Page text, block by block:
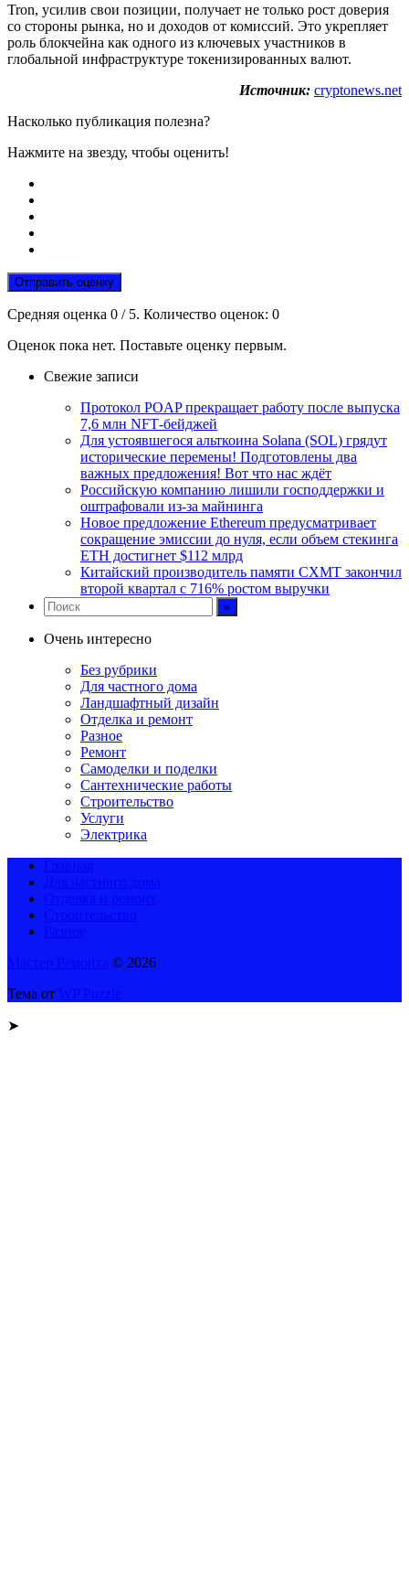
Tron, усилив свои позиции, получает не только рост доверия
со стороны рынка, но и доходов от комиссий. Это укрепляет
роль блокчейна как одного из ключевых участников в
глобальной инфраструктуре токенизированных валют.
Источник: cryptonews.net
Насколько публикация полезна?
Нажмите на звезду, чтобы оценить!
Отправить оценку
Средняя оценка 0 / 5. Количество оценок: 0
Оценок пока нет. Поставьте оценку первым.
Свежие записи
Протокол POAP прекращает работу после выпуска
7,6 млн NFT‑бейджей
Для устоявшегося альткоина Solana (SOL) грядут
исторические перемены! Подготовлены два
важных предложения! Вот что нас ждёт
Российскую компанию лишили господдержки и
оштрафовали из-за майнинга
Новое предложение Ethereum предусматривает
сокращение эмиссии до нуля, если объем стекинга
ETH достигнет $112 млрд
Китайский производитель памяти CXMT закончил
второй квартал с 716% ростом выручки
Очень интересно
Без рубрики
Для частного дома
Ландшафтный дизайн
Отделка и ремонт
Разное
Ремонт
Самоделки и поделки
Сантехнические работы
Строительство
Услуги
Электрика
© 2026
Тема от
➤